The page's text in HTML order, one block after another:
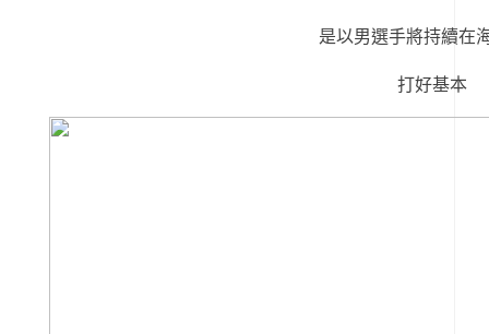
是以男選手將持續在
打好基本